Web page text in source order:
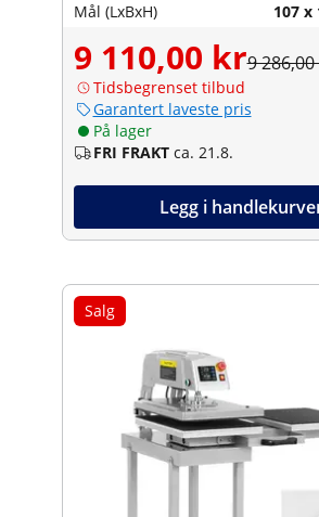
Mål (LxBxH) 107 x
9 110,00 kr9
Tidsbegrenset tilbud
Garantert laveste pris
På lager
FRI FRAKT ca. 21.8.
Legg i
Salg